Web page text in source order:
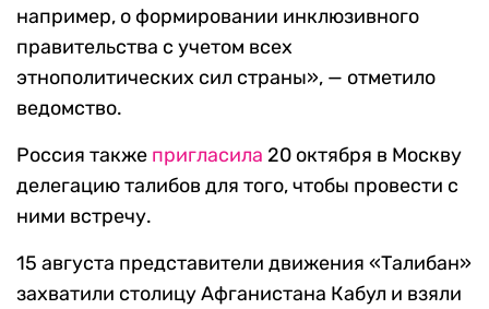
например, о формировании инклюзивного
правительства с учетом всех
этнополитических сил страны», — отметило
ведомство.
Россия также пригласила 20 октября в Москву
делегацию талибов для того, чтобы провести с
ними встречу.
15 августа представители движения «Талибан»
захватили столицу Афганистана Кабул и взяли